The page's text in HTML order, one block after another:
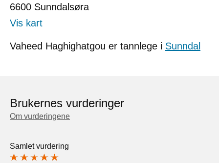
6600 Sunndalsøra
Vis kart
Vaheed Haghighatgou er tannlege i Sunndal
Brukernes vurderinger
Om vurderingene
Samlet vurdering